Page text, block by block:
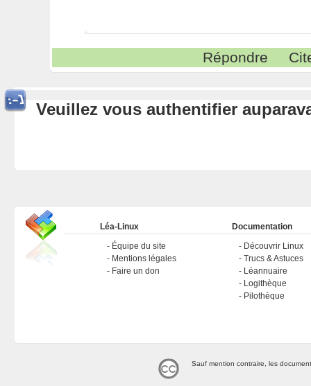
Répondre
Veuillez vous authentifier
Léa-Linux
Équipe du site
Mentions légales
Faire un don
Documentation
Découvrir Linux
Trucs & Astuces
Léannuaire
Logithèque
Pilothèque
Sauf mention contraire, les